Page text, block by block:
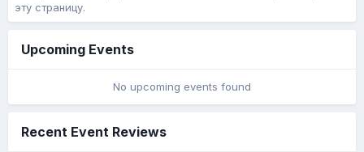
эту страницу.
Upcoming Events
No upcoming events found
Recent Event Reviews